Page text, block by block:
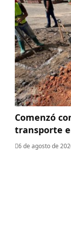
​Comenzó
transporte
6 de agosto de